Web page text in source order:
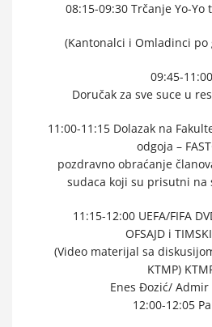
08:15-09:30 Trčanje Yo-Yo
(Kantonalci i Omladinci po
09:45-11:00
Doručak za sve suce u
11:00-11:15 Dolazak na
odgoja –
pozdravno obraćanje
sudaca koji su prisutni na
11:15-12:00 UEFA/FIFA
OFSAJD i
(Video materijal sa
KTMP)
Enes Đozić/ Admir
12:00-12:05